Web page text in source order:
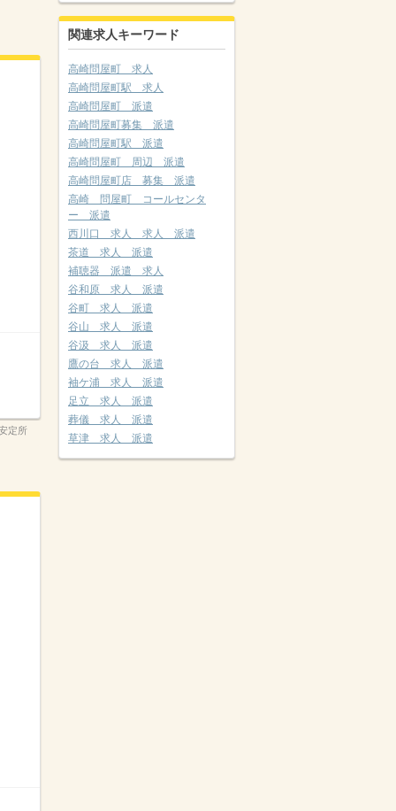
定所
関連求人キーワード
高崎問屋町 求人
高崎問屋町駅 求人
高崎問屋町 派遣
高崎問屋町募集 派遣
高崎問屋町駅 派遣
高崎問屋町 周辺 派遣
高崎問屋町店 募集 派遣
高崎 問屋町 コールセンタ
ー 派遣
西川口 求人 求人 派遣
茶道 求人 派遣
補聴器 派遣 求人
谷和原 求人 派遣
谷町 求人 派遣
谷山 求人 派遣
谷汲 求人 派遣
鷹の台 求人 派遣
袖ケ浦 求人 派遣
足立 求人 派遣
葬儀 求人 派遣
草津 求人 派遣